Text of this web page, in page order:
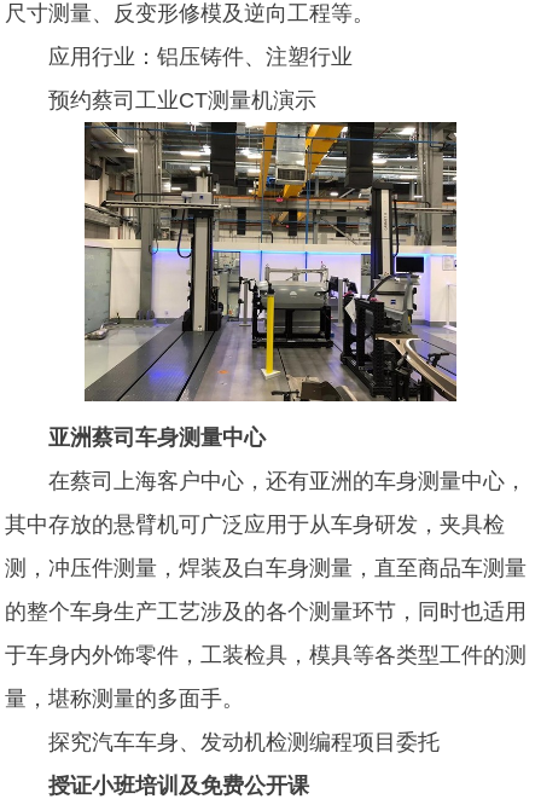
尺寸测量、反变形修模及逆向工程等。
应用行业：铝压铸件、注塑行业
预约蔡司工业CT测量机演示
亚洲蔡司车身测量中心
在蔡司上海客户中心，还有亚洲的车身测量中心，
其中存放的悬臂机可广泛应用于从车身研发，夹具检
测，冲压件测量，焊装及白车身测量，直至商品车测量
的整个车身生产工艺涉及的各个测量环节，同时也适用
于车身内外饰零件，工装检具，模具等各类型工件的测
量，堪称测量的多面手。
探究汽车车身、发动机检测编程项目委托
授证小班培训及免费公开课